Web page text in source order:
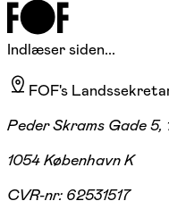
Indlæser siden...
FOF's
Peder Skrams Gade 5,
1054 København K
CVR-nr: 62531517